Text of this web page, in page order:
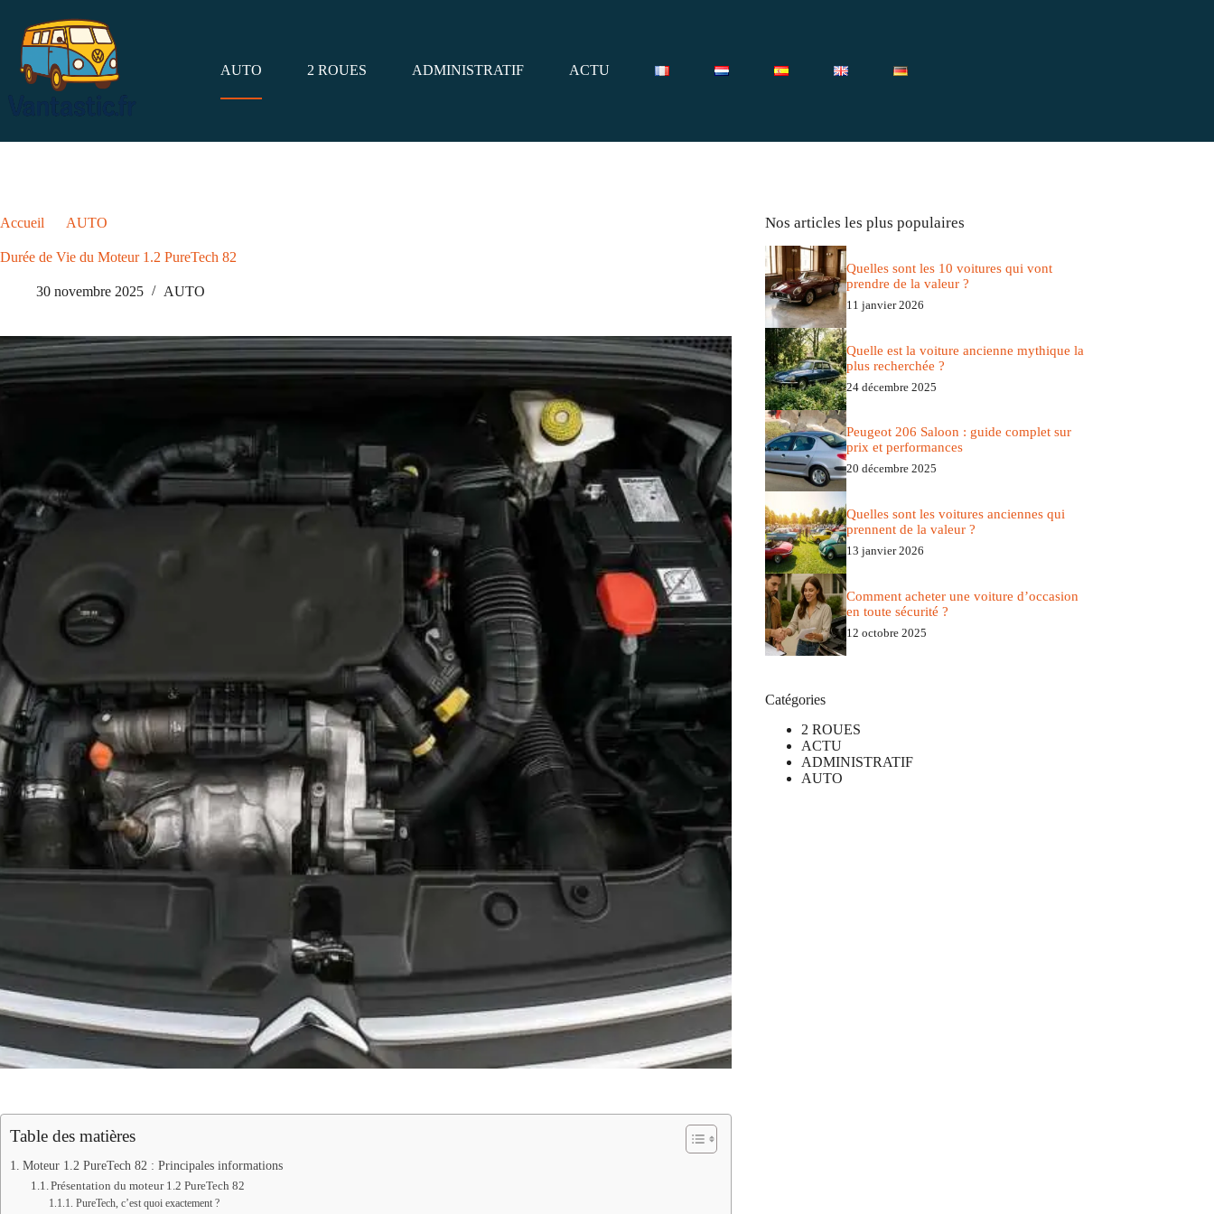
contenu
AUTO 2 ROUES ADMINISTRATIF ACTU
Accueil AUTO
Durée de Vie du Moteur 1.2 PureTech 82
30 novembre 2025 AUTO
Table des matières
Moteur 1.2 PureTech 82 : Principales informations
Présentation du moteur 1.2 PureTech 82
PureTech, c’est quoi exactement ?
Nos articles les plus populaires
Quelles sont les 10 voitures qui vont
prendre de la valeur ?
11 janvier 2026
Quelle est la voiture ancienne mythique la
plus recherchée ?
24 décembre 2025
Peugeot 206 Saloon : guide complet sur
prix et performances
20 décembre 2025
Quelles sont les voitures anciennes qui
prennent de la valeur ?
13 janvier 2026
Comment acheter une voiture d’occasion
en toute sécurité ?
12 octobre 2025
Catégories
2 ROUES
ACTU
ADMINISTRATIF
AUTO